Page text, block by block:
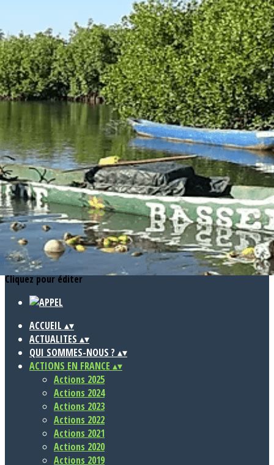
Exporter les lignes sélectionnées
Exporter toutes les colonnes
Exporter uniquement les colonnes affichées
Menu
<
>
Actions 2025
Actions 2024
Actions 2023
Actions 2022
Actions 2021
Actions 2020
Actions 2019
Actions 2018
Actions 2017
Ajoutez un logo, un bouton, des réseaux sociaux
Cliquez pour éditer
ACCUEIL ▴▾
ACTUALITES ▴▾
QUI SOMMES-NOUS ? ▴▾
ACTIONS EN FRANCE ▴▾
Actions 2025
Actions 2024
Actions 2023
Actions 2022
Actions 2021
Actions 2020
Actions 2019